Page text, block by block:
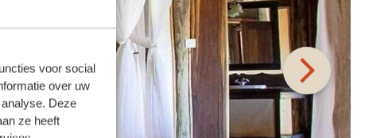
voor social
over uw
Deze
ze heeft